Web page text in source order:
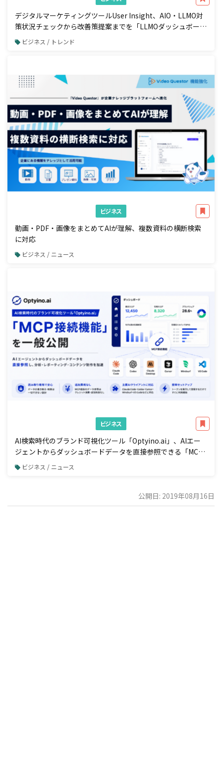
デジタルマーケティングツールUser Insight、AIO・LLMO対
策状況チェックから改善策提案までを「LLMOダッシュボー
ド」で一元管理
ビジネス / トレンド
ビジネス
動画・PDF・画像をまとめてAIが理解、複数資料の横断検索
に対応
ビジネス / ニュース
ビジネス
AI検索時代のブランド可視化ツール「Optyino.ai」、AIエー
ジェントからダッシュボードデータを直接参照できる「MCP
接続」機能を一般公開
ビジネス / ニュース
公開日: 2019年08月16日